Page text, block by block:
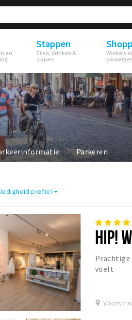
en
Stappen
Eten, drinken &
slapen
Winkels
Parkeren
profiel
HIP!
Prachtige
voelt